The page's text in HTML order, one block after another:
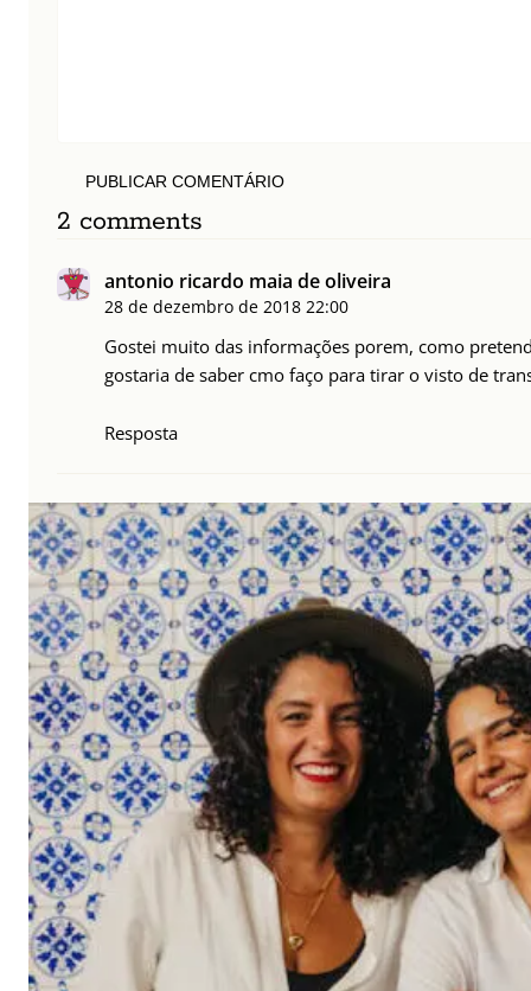
PUBLICAR COMENTÁRIO
2 comments
antonio ricardo maia de oliveira
28 de dezembro de 2018 22:00
Gostei muito das informações porem, como
gostaria de saber cmo faço para tirar o visto de
Resposta